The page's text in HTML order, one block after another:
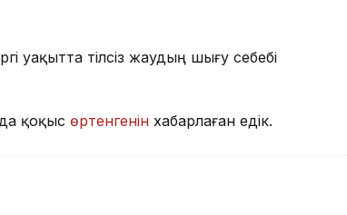
уақытта тілсіз жаудың шығу себебі
қоқыс өртенгенін хабарлаған едік.